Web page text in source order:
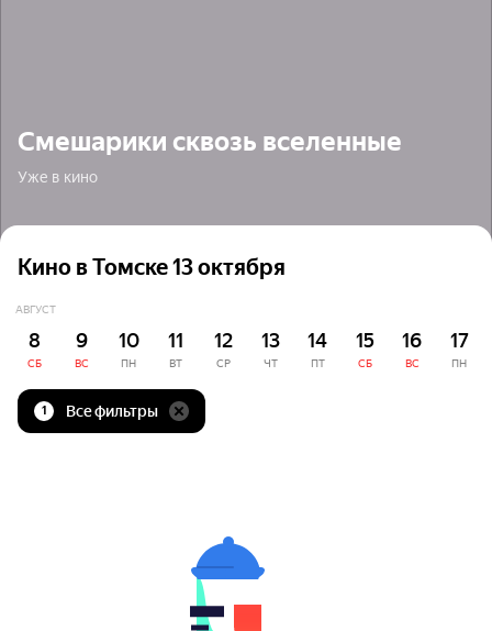
Смешарики сквозь вселенные
Уже в кино
Кино в Томске 13 октября
АВГУСТ
8
СБ
9
ВС
10
ПН
11
ВТ
12
СР
13
ЧТ
14
ПТ
15
СБ
16
ВС
17
ПН
1 Все фильтры